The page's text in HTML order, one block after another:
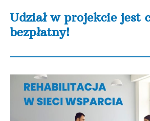
Udział w projekcie jest
bezpłatny!